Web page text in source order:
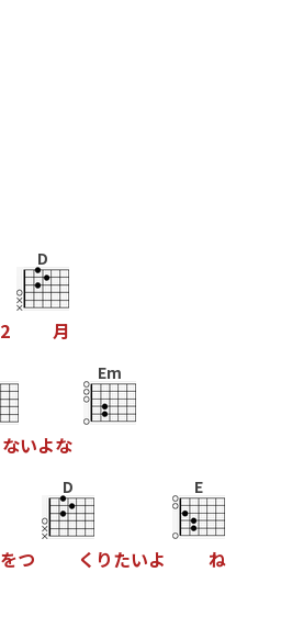
2
D
月
ないよな
Em
をつ
D
く りたいよ
E
ね